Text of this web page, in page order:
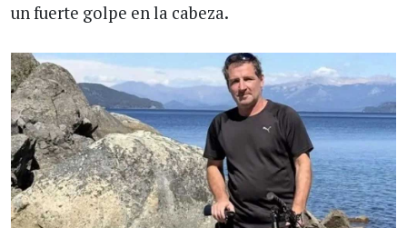
un fuerte golpe en la cabeza.